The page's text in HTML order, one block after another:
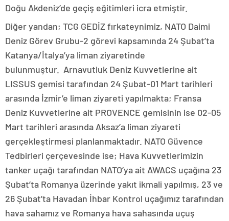
Doğu Akdeniz’de geçiş eğitimleri icra etmiştir.
Diğer yandan; TCG GEDİZ fırkateynimiz, NATO Daimi
Deniz Görev Grubu-2 görevi kapsamında 24 Şubat’ta
Katanya/İtalya’ya liman ziyaretinde
bulunmuştur. Arnavutluk Deniz Kuvvetlerine ait
LISSUS gemisi tarafından 24 Şubat-01 Mart tarihleri
arasında İzmir’e liman ziyareti yapılmakta; Fransa
Deniz Kuvvetlerine ait PROVENCE gemisinin ise 02-05
Mart tarihleri arasında Aksaz’a liman ziyareti
gerçekleştirmesi planlanmaktadır. NATO Güvence
Tedbirleri çerçevesinde ise; Hava Kuvvetlerimizin
tanker uçağı tarafından NATO’ya ait AWACS uçağına 23
Şubat’ta Romanya üzerinde yakıt ikmali yapılmış, 23 ve
26 Şubat’ta Havadan İhbar Kontrol uçağımız tarafından
hava sahamız ve Romanya hava sahasında uçuş